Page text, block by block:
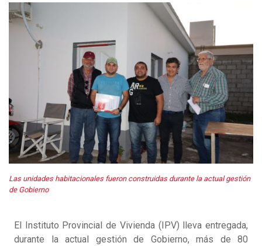
Las unidades habitacionales fueron construidas durante la actual gestión
de Gobierno
El Instituto Provincial de Vivienda (IPV) lleva entregada,
durante la actual gestión de Gobierno, más de 80